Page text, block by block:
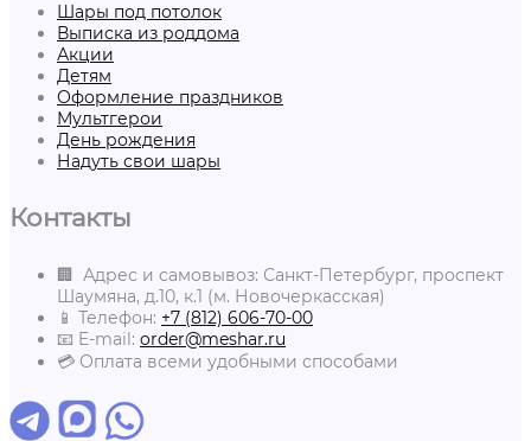
Шары под потолок
Выписка из роддома
Акции
Детям
Оформление праздников
Мультгерои
День рождения
Надуть свои шары
Контакты
🏢 Адрес и самовывоз: Санкт-Петербург, проспект
Шаумяна, д.10, к.1 (м. Новочеркасская)
📱 Телефон: +7 (812) 606-70-00
📧 E-mail: order@meshar.ru
💳 Оплата всеми удобными способами